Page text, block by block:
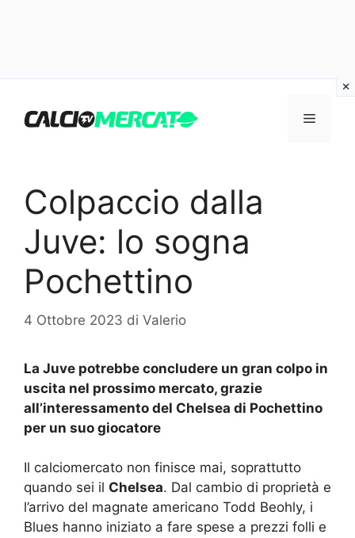
contenuto
Menu
Colpaccio dalla
Juve: lo sogna
Pochettino
4 Ottobre 2023 di Valerio
La Juve potrebbe concludere un gran colpo in
uscita nel prossimo mercato, grazie
all’interessamento del Chelsea di Pochettino
per un suo giocatore
Il calciomercato non finisce mai, soprattutto
quando sei il Chelsea. Dal cambio di proprietà e
l’arrivo del magnate americano Todd Beohly, i
Blues hanno iniziato a fare spese a prezzi folli e